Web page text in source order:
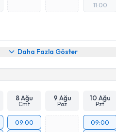
11:00
Daha Fazla Göster
8 Ağu
Cmt
9 Ağu
Paz
10 Ağu
Pzt
09:00
09:00